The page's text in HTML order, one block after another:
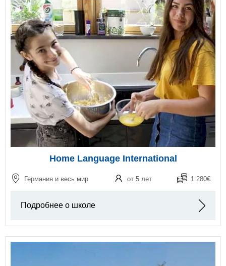
Home Language International
Германия и весь мир от 5 лет 1.280€
Подробнее о школе